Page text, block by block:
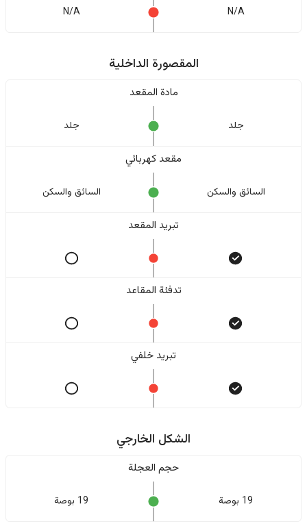
N/A
N/A
المقصورة الداخلية
مادة المقعد
جلد جلد
مقعد كهربائي
السائق والسکن السائق والسکن
تبريد المقعد
تدفئة المقاعد
تبريد خلفي
الشكل الخارجي
حجم العجلة
19 بوصة 19 بوصة